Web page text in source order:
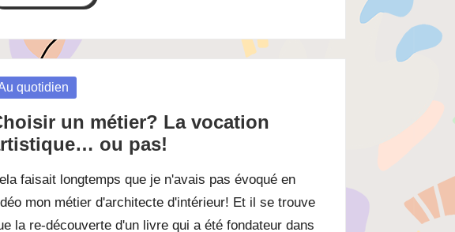
quotidien
un métier? La vocation
ou pas!
faisait longtemps que je n'avais pas évoqué en
mon métier d'architecte d'intérieur! Et il se trouve
la re-découverte d'un livre qui a été fondateur dans